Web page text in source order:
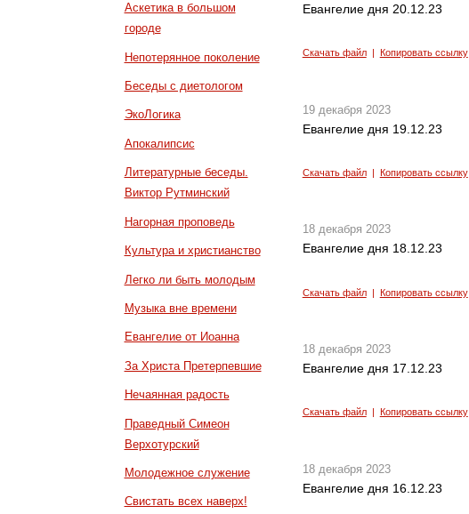
Аскетика в большом
городе
Непотерянное поколение
Беседы с диетологом
ЭкоЛогика
Апокалипсис
Литературные беседы.
Виктор Рутминский
Нагорная проповедь
Культура и христианство
Легко ли быть молодым
Музыка вне времени
Евангелие от Иоанна
За Христа Претерпевшие
Нечаянная радость
Праведный Симеон
Верхотурский
Молодежное служение
Свистать всех наверх!
Евангелие дня 20.12.23
Скачать файл| Копировать ссылку
19 декабря 2023
Евангелие дня 19.12.23
Скачать файл| Копировать ссылку
18 декабря 2023
Евангелие дня 18.12.23
Скачать файл| Копировать ссылку
18 декабря 2023
Евангелие дня 17.12.23
Скачать файл| Копировать ссылку
18 декабря 2023
Евангелие дня 16.12.23